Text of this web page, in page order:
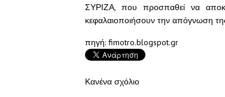
ΣΥΡΙΖΑ, που προσπαθεί να
κεφαλαιοποιήσουν την απόγνωση
πηγή: fimotro.blogspot.gr
Κανένα σχόλιο